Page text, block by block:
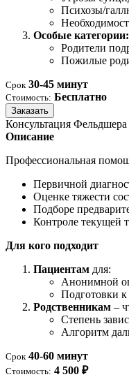
Психозы/
Особые категории:
Родители
Пожилые
Срок 30-45 минут
Стоимость: Бесплатно
Заказать
Консультация Фельдшера
Описание
Профессиональная
Первичной
Оценке тяжести
Подборе
Контроле текущей
Для кого подходит
Пациентам для:
Анонимной
Подготовки
Родственникам –
Степень
Алгоритм
Срок 40-60 минут
Стоимость: 4 500 ₽